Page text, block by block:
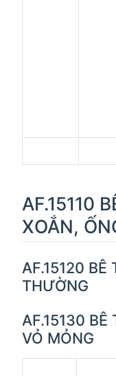
AF.15110
XOẮN,
AF.15120 BÊ
THƯỜNG
AF.15130 BÊ
VỎ MỎNG